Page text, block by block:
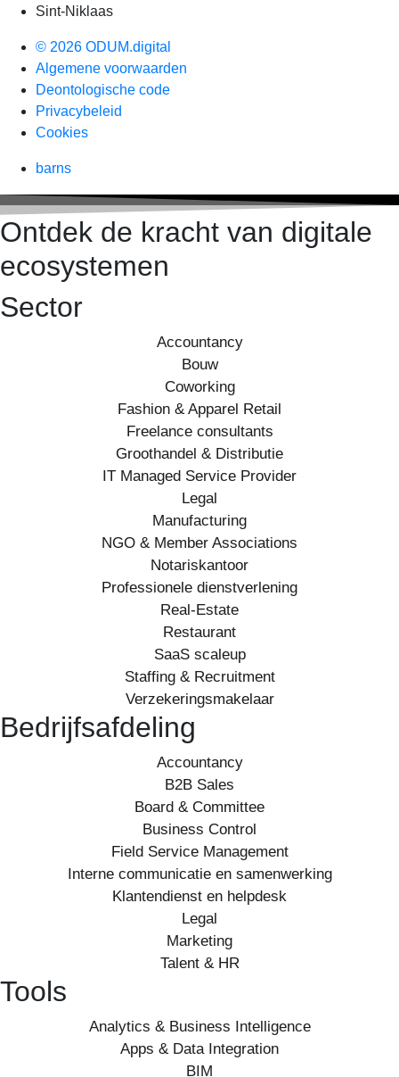
Sint-Niklaas
© 2026 ODUM.digital
Algemene voorwaarden
Deontologische code
Privacybeleid
Cookies
barns
Ontdek de kracht van digitale
ecosystemen
Sector
Accountancy
Bouw
Coworking
Fashion & Apparel Retail
Freelance consultants
Groothandel & Distributie
IT Managed Service Provider
Legal
Manufacturing
NGO & Member Associations
Notariskantoor
Professionele dienstverlening
Real-Estate
Restaurant
SaaS scaleup
Staffing & Recruitment
Verzekeringsmakelaar
Bedrijfsafdeling
Accountancy
B2B Sales
Board & Committee
Business Control
Field Service Management
Interne communicatie en samenwerking
Klantendienst en helpdesk
Legal
Marketing
Talent & HR
Tools
Analytics & Business Intelligence
Apps & Data Integration
BIM